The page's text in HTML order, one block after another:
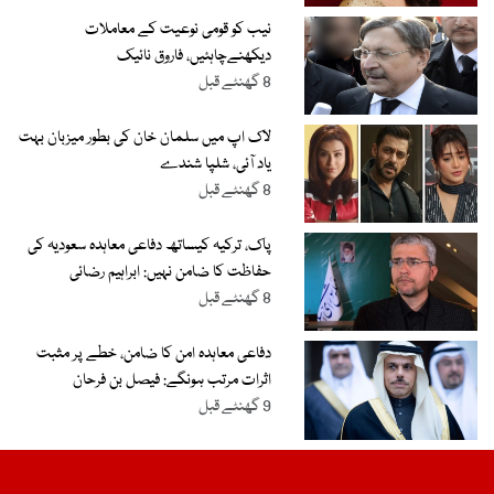
نیب کو قومی نوعیت کے معاملات
دیکھنےچاہئیں، فاروق نائیک
8 گھنٹے قبل
لاک اپ میں سلمان خان کی بطور میزبان بہت
یاد آئی، شلپا شندے
8 گھنٹے قبل
پاک، ترکیہ کیساتھ دفاعی معاہدہ سعودیہ کی
حفاظت کا ضامن نہیں: ابراہیم رضائی
8 گھنٹے قبل
دفاعی معاہدہ امن کا ضامن، خطے پر مثبت
اثرات مرتب ہونگے: فیصل بن فرحان
9 گھنٹے قبل